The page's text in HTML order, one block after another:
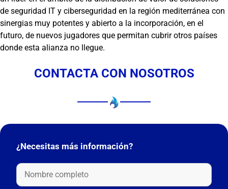
de seguridad IT y ciberseguridad en la región mediterránea con
sinergias muy potentes y abierto a la incorporación, en el
futuro, de nuevos jugadores que permitan cubrir otros países
donde esta alianza no llegue.
CONTACTA CON NOSOTROS
¿Necesitas más información?